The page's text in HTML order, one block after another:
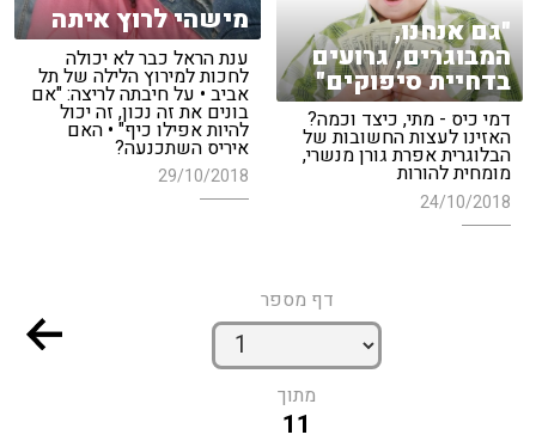
מישהי לרוץ איתה
ענת הראל כבר לא יכולה
לחכות למירוץ הלילה של תל
אביב • על חיבתה לריצה: "אם
בונים את זה נכון, זה יכול
להיות אפילו כיף" • האם
איריס השתכנעה?
29/10/2018
"גם אנחנו,
המבוגרים, גרועים
בדחיית סיפוקים"
דמי כיס - מתי, כיצד וכמה?
האזינו לעצות החשובות של
הבלוגרית אפרת גורן מנשרי,
מומחית להורות
24/10/2018
דף מספר
מתוך
11